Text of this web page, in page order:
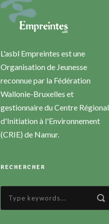
L'asbl Empreintes est une
Organisation de Jeunesse
reconnue par la Fédération
Wallonie-Bruxelles et
gestionnaire du Centre Régional
d'Initiation à l'Environnement
(CRIE) de Namur.
RECHERCHER